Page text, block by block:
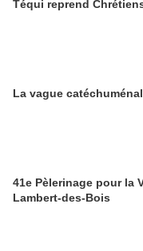
Téqui reprend
La vague
41e Pèlerinage pour la
Lambert-des-Bois